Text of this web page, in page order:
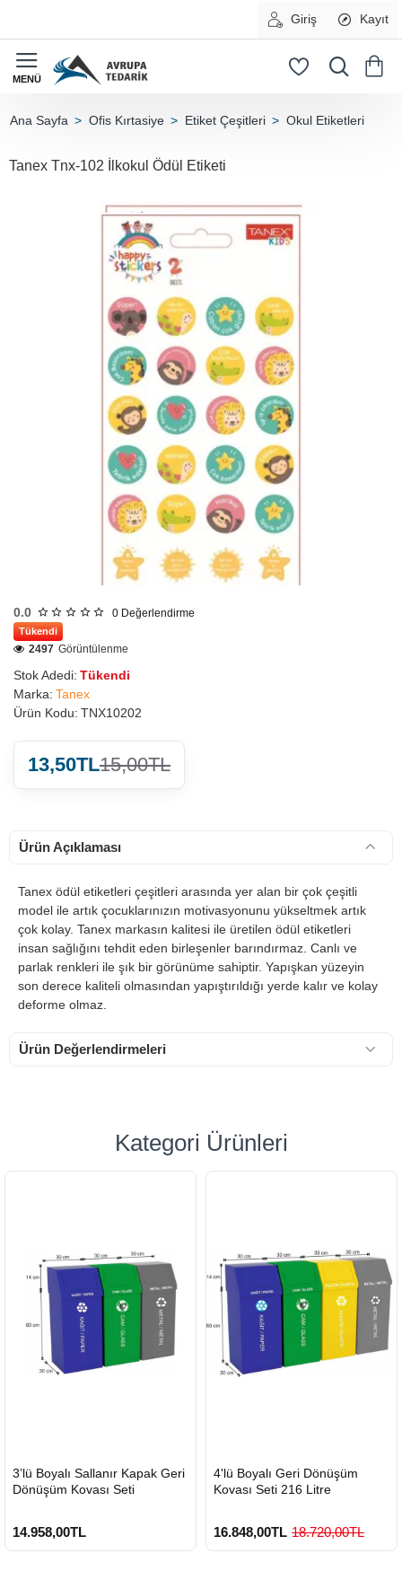
Giriş Kayıt
Ofis Kırtasiye Etiket Çeşitleri Okul Etiketleri
Tanex Tnx-102 İlkokul Ödül Etiketi
0.0 0 Değerlendirme
Tükendi
Stok Adedi: Tükendi
Marka: Tanex
Ürün Kodu: TNX10202
2497 Görüntülenme
13,50TL15,00TL
Ürün Açıklaması
Tanex ödül etiketleri çeşitleri arasında yer alan bir çok çeşitli
model ile artık çocuklarınızın motivasyonunu yükseltmek artık
çok kolay. Tanex markasın kalitesi ile üretilen ödül etiketleri
insan sağlığını tehdit eden birleşenler barındırmaz. Canlı ve
parlak renkleri ile şık bir görünüme sahiptir. Yapışkan yüzeyin
son derece kaliteli olmasından yapıştırıldığı yerde kalır ve kolay
deforme olmaz.
Ürün Değerlendirmeleri
Kategori Ürünleri
GÖNDERİ
3’lü Boyalı Sallanır Kapak Geri
Dönüşüm Kovası Seti
14.958,00TL
GÖNDERİ
4'lü Boyalı Geri Dönüşüm
Kovası Seti 216 Litre
16.848,00TL 18.720,00TL